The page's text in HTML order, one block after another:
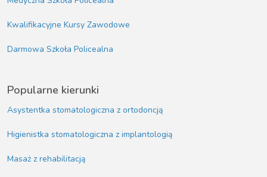
Kwalifikacyjne Kursy Zawodowe
Darmowa Szkoła Policealna
Popularne kierunki
Asystentka stomatologiczna z ortodoncją
Higienistka stomatologiczna z implantologią
Masaż z rehabilitacją